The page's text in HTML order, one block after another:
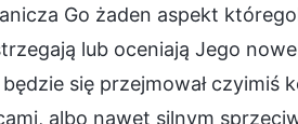
Go żaden aspekt
lub oceniają Jego
będzie się przejmował czyimiś
albo nawet silnym